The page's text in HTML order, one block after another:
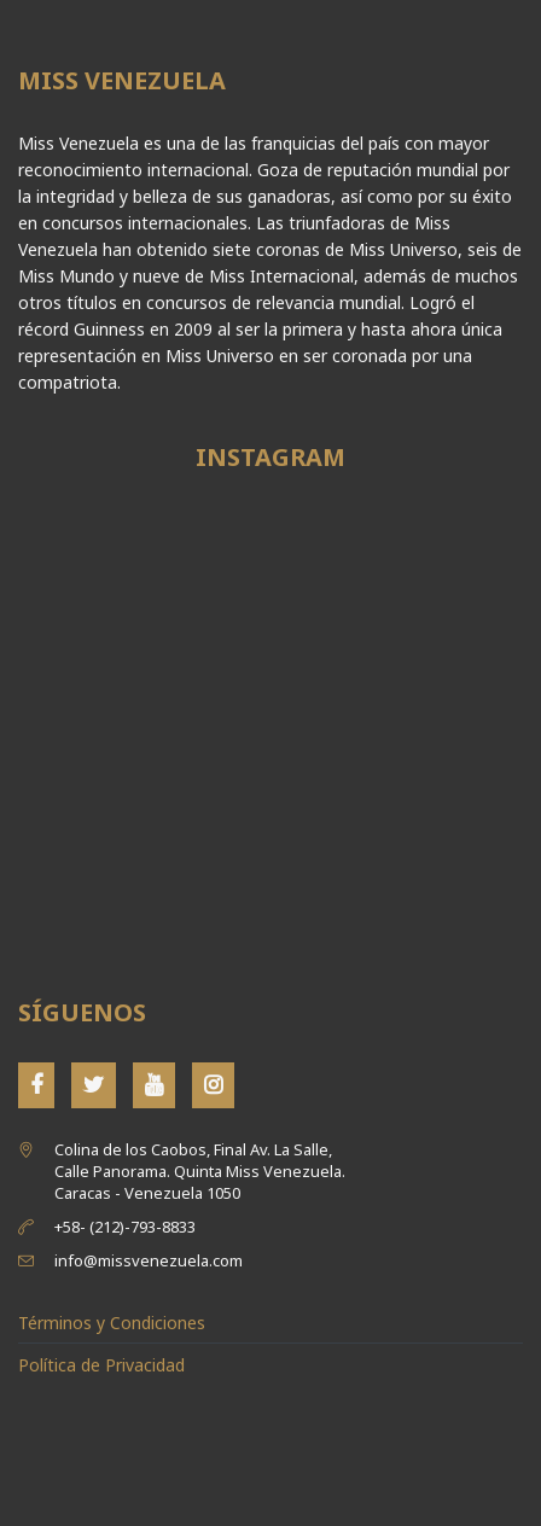
MISS VENEZUELA
Miss Venezuela es una de las franquicias del país con mayor
reconocimiento internacional. Goza de reputación mundial por
la integridad y belleza de sus ganadoras, así como por su éxito
en concursos internacionales. Las triunfadoras de Miss
Venezuela han obtenido siete coronas de Miss Universo, seis de
Miss Mundo y nueve de Miss Internacional, además de muchos
otros títulos en concursos de relevancia mundial. Logró el
récord Guinness en 2009 al ser la primera y hasta ahora única
representación en Miss Universo en ser coronada por una
compatriota.
INSTAGRAM
SÍGUENOS
Colina de los Caobos, Final Av. La Salle,
Calle Panorama. Quinta Miss Venezuela.
Caracas - Venezuela 1050
+58- (212)-793-8833
info@missvenezuela.com
Términos y Condiciones
Política de Privacidad